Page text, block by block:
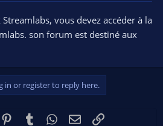
vous devez accéder à la
son forum est destiné aux
in or register to reply here.
PinterestTumblr WhatsApp
EmailLink